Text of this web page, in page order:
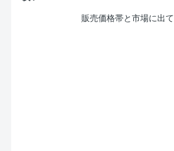
販売価格帯と市場に出